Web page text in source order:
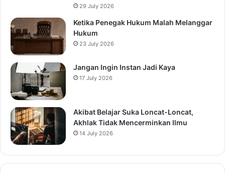
29 July 2026
Ketika Penegak Hukum Malah Melanggar
Hukum
23 July 2026
Jangan Ingin Instan Jadi Kaya
17 July 2026
Akibat Belajar Suka Loncat-Loncat,
Akhlak Tidak Mencerminkan Ilmu
14 July 2026